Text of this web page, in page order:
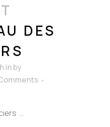
DES
inby
...